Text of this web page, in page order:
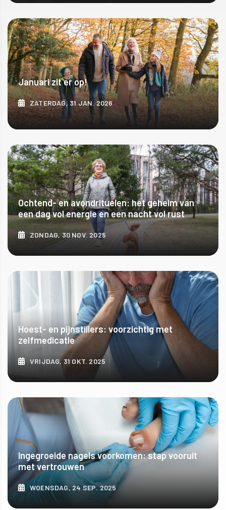
ONTDEK MEER
Januari zit er op!
ZATERDAG, 31 JAN. 2026
ONTDEK MEER
Ochtend- en avondrituelen: het geheim van
een dag vol energie en een nacht vol rust
ZONDAG, 30 NOV. 2025
ONTDEK MEER
Hoest- en pijnstillers: voorzichtig met
zelfmedicatie
VRIJDAG, 31 OKT. 2025
ONTDEK MEER
Ingegroeide nagels voorkomen: stap vooruit
met vertrouwen
WOENSDAG, 24 SEP. 2025